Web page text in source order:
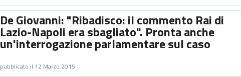
De Giovanni: "Ribadisco: il commento Rai di
Lazio-Napoli era sbagliato". Pronta anche
un'interrogazione parlamentare sul caso
pubblicato il 12 Marzo 2015